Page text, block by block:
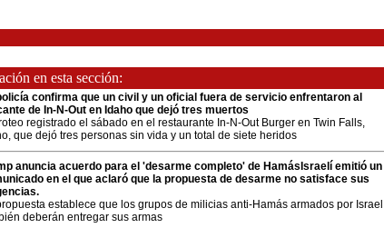
en esta sección:
confirma que un civil y un oficial fuera de servicio enfrentaron al
de In-N-Out en Idaho que dejó tres muertos
registrado el sábado en el restaurante In-N-Out Burger en Twin Falls,
que dejó tres personas sin vida y un total de siete heridos
anuncia acuerdo para el 'desarme completo' de HamásIsraelí emitió un
en el que aclaró que la propuesta de desarme no satisface sus
establece que los grupos de milicias anti-Hamás armados por Israel
deberán entregar sus armas